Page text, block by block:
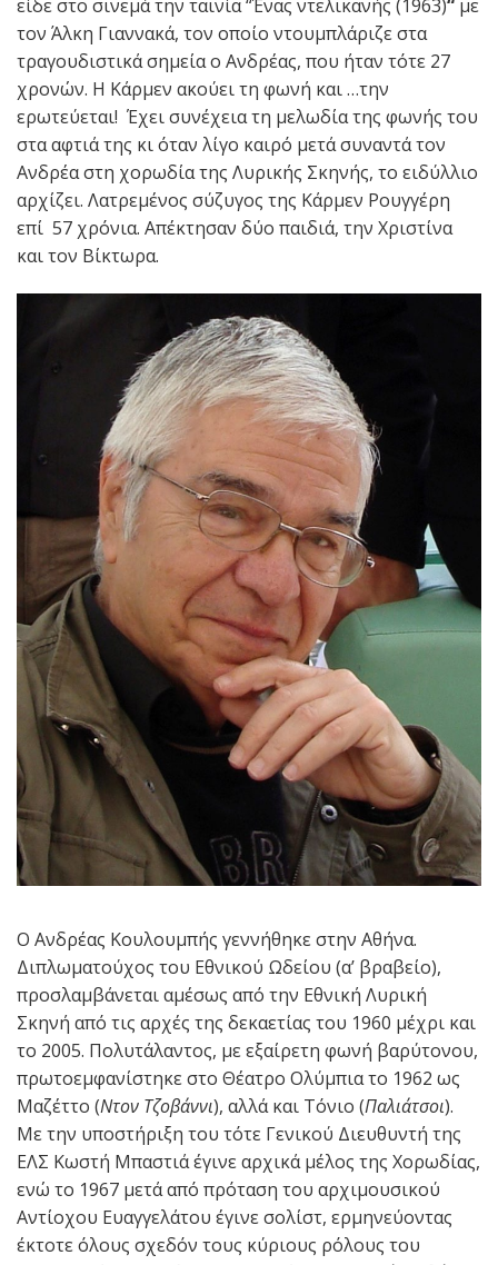
είδε στο σινεμά την ταινία “Ένας ντελικανής (1963)“ με
τον Άλκη Γιαννακά, τον οποίο ντουμπλάριζε στα
τραγουδιστικά σημεία ο Ανδρέας, που ήταν τότε 27
χρονών. Η Κάρμεν ακούει τη φωνή και …την
ερωτεύεται! Έχει συνέχεια τη μελωδία της φωνής του
στα αφτιά της κι όταν λίγο καιρό μετά συναντά τον
Ανδρέα στη χορωδία της Λυρικής Σκηνής, το ειδύλλιο
αρχίζει. Λατρεμένος σύζυγος της Κάρμεν Ρουγγέρη
επί 57 χρόνια. Απέκτησαν δύο παιδιά, την Χριστίνα
και τον Βίκτωρα.
Ο Ανδρέας Κουλουμπής γεννήθηκε στην Αθήνα.
Διπλωματούχος του Εθνικού Ωδείου (α’ βραβείο),
προσλαμβάνεται αμέσως από την Εθνική Λυρική
Σκηνή από τις αρχές της δεκαετίας του 1960 μέχρι και
το 2005. Πολυτάλαντος, με εξαίρετη φωνή βαρύτονου,
πρωτοεμφανίστηκε στο Θέατρο Ολύμπια το 1962 ως
Μαζέττο (Ντον Τζοβάννι), αλλά και Τόνιο (Παλιάτσοι).
Με την υποστήριξη του τότε Γενικού Διευθυντή της
ΕΛΣ Κωστή Μπαστιά έγινε αρχικά μέλος της Χορωδίας,
ενώ το 1967 μετά από πρόταση του αρχιμουσικού
Αντίοχου Ευαγγελάτου έγινε σολίστ, ερμηνεύοντας
έκτοτε όλους σχεδόν τους κύριους ρόλους του